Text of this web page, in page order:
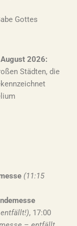
Gottes
2026:
Städten, die
(11:15
, 17:00